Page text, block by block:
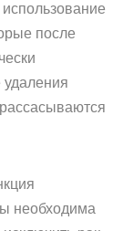
после
необходима